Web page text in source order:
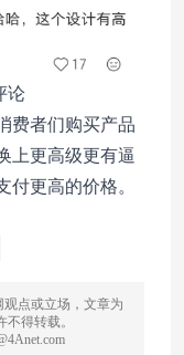
论
费者们购买产品
上更高级更有逼
更高的价格。
点或立场，文章为
得转载。